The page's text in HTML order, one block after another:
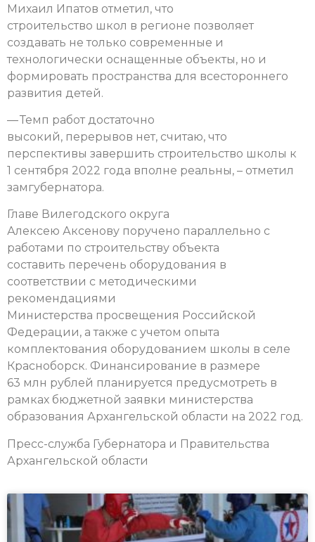
Михаил Ипатов отметил, что
строительство школ в регионе позволяет
создавать не только современные и
технологически оснащенные объекты, но и
формировать пространства для всестороннего
развития детей.
— Темп работ достаточно
высокий, перерывов нет, считаю, что
перспективы завершить строительство школы к
1 сентября 2022 года вполне реальны, – отметил
замгубернатора.
Главе Вилегодского округа
Алексею Аксенову поручено параллельно с
работами по строительству объекта
составить перечень оборудования в
соответствии с методическими
рекомендациями
Министерства просвещения Российской
Федерации, а также с учетом опыта
комплектования оборудованием школы в селе
Красноборск. Финансирование в размере
63 млн рублей планируется предусмотреть в
рамках бюджетной заявки министерства
образования Архангельской области на 2022 год.
Пресс-служба Губернатора и Правительства
Архангельской области